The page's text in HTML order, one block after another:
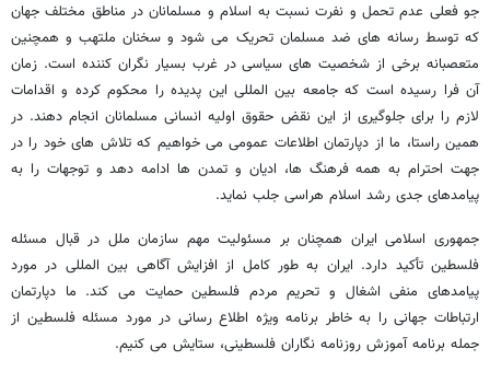
جو فعلی عدم تحمل و نفرت نسبت به اسلام و مسلمانان در مناطق مختلف جهان
که توسط رسانه های ضد مسلمان تحریک می شود و سخنان ملتهب و همچنین
متعصبانه برخی از شخصیت های سیاسی در غرب بسیار نگران کننده است. زمان
آن فرا رسیده است که جامعه بین المللی این پدیده را محکوم کرده و اقدامات
لازم را برای جلوگیری از این نقض حقوق اولیه انسانی مسلمانان انجام دهند. در
همین راستا، ما از دپارتمان اطلاعات عمومی می خواهیم که تلاش های خود را در
جهت احترام به همه فرهنگ ها، ادیان و تمدن ها ادامه دهد و توجهات را به
پیامدهای جدی رشد اسلام هراسی جلب نماید.
جمهوری اسلامی ایران همچنان بر مسئولیت مهم سازمان ملل در قبال مسئله
فلسطین تأکید دارد. ایران به طور کامل از افزایش آگاهی بین المللی در مورد
پیامدهای منفی اشغال و تحریم مردم فلسطین حمایت می کند. ما دپارتمان
ارتباطات جهانی را به خاطر برنامه ویژه اطلاع رسانی در مورد مسئله فلسطین از
جمله برنامه آموزش روزنامه نگاران فلسطینی، ستایش می کنیم.